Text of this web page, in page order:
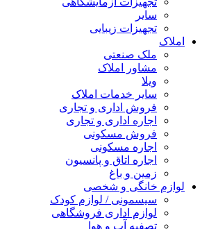
سایر
تجهیزات زیبایی
املاک
ملک صنعتی
مشاور املاک
ویلا
سایر خدمات املاک
فروش اداری و تجاری
اجاره اداری و تجاری
فروش مسکونی
اجاره مسکونی
اجاره اتاق و پانسیون
زمین و باغ
لوازم خانگی و شخصی
سیسمونی / لوازم کودک
لوازم اداری فروشگاهی
تصفیه آب و هوا